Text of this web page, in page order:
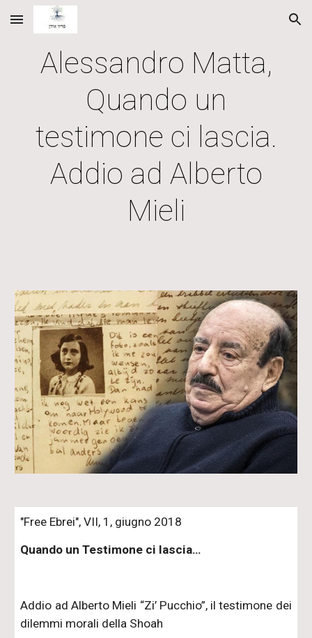
Skip to main content Skip to navigation
Alessandro Matta,
Quando un
testimone ci lascia.
Addio ad Alberto
Mieli
"Free Ebrei", VII, 1, giugno 2018
Quando un Testimone ci lascia…
Addio ad Alberto Mieli “Zi’ Pucchio”, il testimone dei
dilemmi morali della Shoah